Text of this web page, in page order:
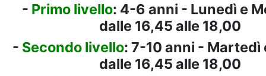
- Primo livello: 4-6 anni - Lunedì e
dalle 16,45 alle 18,00
- Secondo livello: 7-10 anni - Martedì
dalle 16,45 alle 18,00